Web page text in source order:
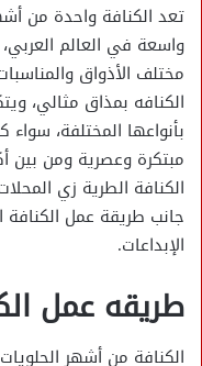
تعد الكنافة واحدة من
واسعة في العالم
مختلف الأذواق
الكنافه بمذاق مثالي،
بأنواعها المختلفة،
مبتكرة وعصرية ومن بين
الكنافة الطرية زي
جانب طريقة عمل
الإبداعات.
طريقه عمل
الكنافة من أشهر